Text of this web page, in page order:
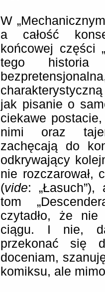
W
a całość
końcowej części
tego historia
jak pisanie o
ciekawe
nimi oraz
zachęcają do
odkrywający
nie rozczarował,
(vide:
tom
czytadło, że
ciągu. I nie,
przekonać się
doceniam,
komiksu, ale